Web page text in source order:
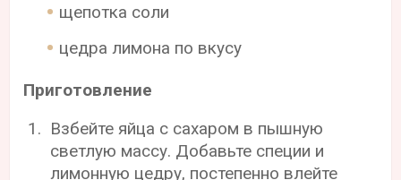
щепотка соли
цедра лимона по вкусу
Приготовление
Взбейте яйца с сахаром в пышную
светлую массу. Добавьте специи и
лимонную цедру, постепенно влейте